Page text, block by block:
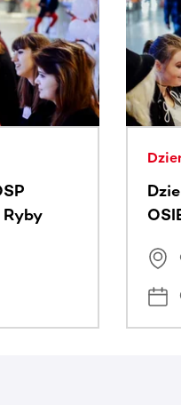
w poziomie. Użyj
Ryby